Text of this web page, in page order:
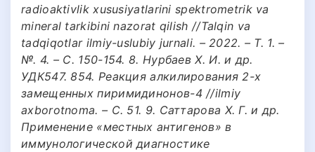
radioaktivlik xususiyatlarini spektrometrik va
mineral tarkibini nazorat qilish //Talqin va
tadqiqotlar ilmiy-uslubiy jurnali. – 2022. – Т. 1. –
№. 4. – С. 150-154. 8. Нурбаев Х. И. и др.
УДК547. 854. Реакция алкилирования 2-х
замещенных пиримидинонов-4 //ilmiy
axborotnoma. – С. 51. 9. Саттарова Х. Г. и др.
Применение «местных антигенов» в
иммунологической диагностике